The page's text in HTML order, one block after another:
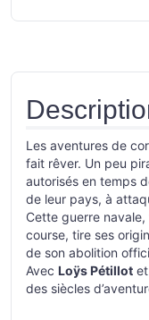
Les aventures de
fait rêver. Un peu
autorisés en temps
de leur pays, à
Cette guerre
course, tire ses
de son abolition
Avec Loÿs Pétillot et
des siècles